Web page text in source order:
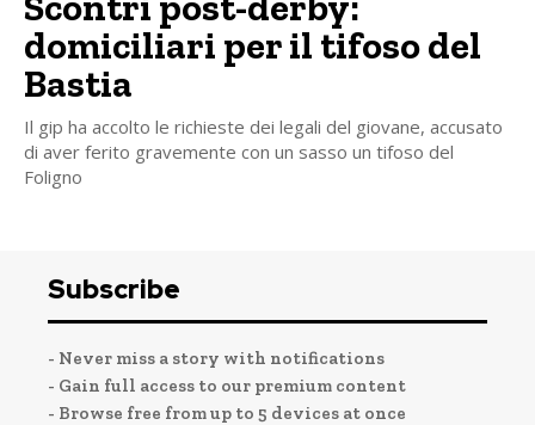
domiciliari per il tifoso del
Bastia
Il gip ha accolto le richieste dei legali del giovane, accusato
di aver ferito gravemente con un sasso un tifoso del
Foligno
Subscribe
- Never miss a story with notifications
- Gain full access to our premium content
- Browse free from up to 5 devices at once